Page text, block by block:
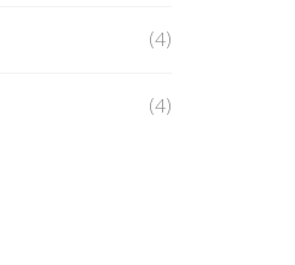
(4)
(4)